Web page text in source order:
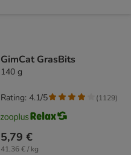
GimCat GrasBits
140 g
5,79 €
41,36 € / kg
Rating: 4.1/5 (1129)